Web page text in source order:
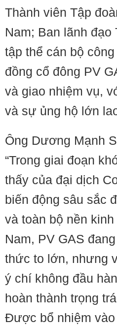
Thành viên Tập
Nam; Ban lãnh đạo
tập thể cán bộ
đồng cổ đông PV
và giao nhiệm vụ,
và sự ủng hộ lớn
Ông Dương Mạnh
“Trong giai đoạn
thấy của đại dịch
biến động sâu sắc
và toàn bộ nền
Nam, PV GAS
thức to lớn, nhưng
ý chí không đầu
hoàn thành trọng
Được bổ nhiệm